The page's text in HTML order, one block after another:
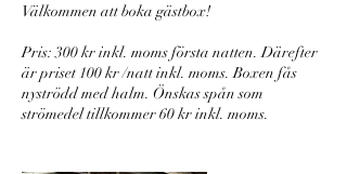
Välkommen att boka gästbox!
Pris: 300 kr inkl. moms första natten. Därefter
är priset 100 kr /natt inkl. moms. Boxen fås
nyströdd med halm. Önskas spån som
strömedel tillkommer 60 kr inkl. moms.